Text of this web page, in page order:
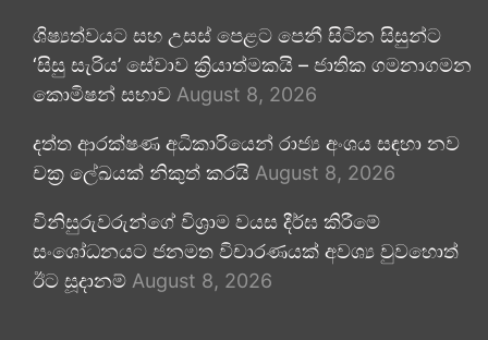
ශිෂ්‍යත්වයට සහ උසස් පෙළට පෙනී සිටින සිසුන්ට
‘සිසු සැරිය’ සේවාව ක්‍රියාත්මකයි – ජාතික ගමනාගමන
කොමිෂන් සභාව August 8, 2026
දත්ත ආරක්ෂණ අධිකාරියෙන් රාජ්‍ය අංශය සඳහා නව
චක්‍ර ලේඛයක් නිකුත් කරයි August 8, 2026
විනිසුරුවරුන්ගේ විශ්‍රාම වයස දීර්ඝ කිරීමේ
සංශෝධනයට ජනමත විචාරණයක් අවශ්‍ය වුවහොත්
ඊට සූදානම් August 8, 2026